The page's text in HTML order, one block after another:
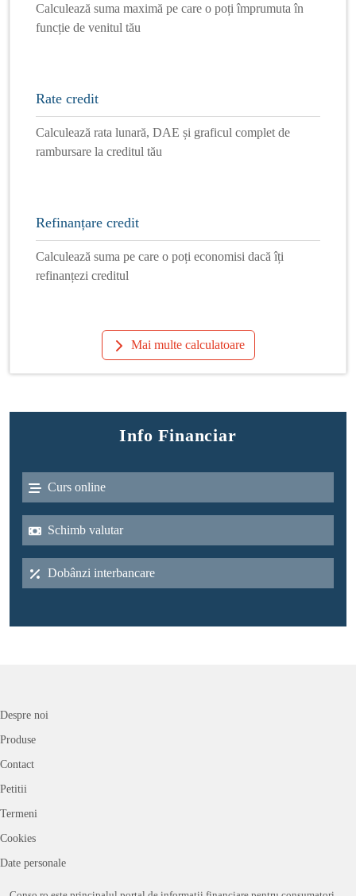
Calculează suma maximă pe care o poți împrumuta în
funcție de venitul tău
Rate credit
Calculează rata lunară, DAE și graficul complet de
rambursare la creditul tău
Refinanțare credit
Calculează suma pe care o poți economisi dacă îți
refinanțezi creditul
Mai multe calculatoare
Info Financiar
Curs online
Schimb valutar
Dobânzi interbancare
Despre noi
Produse
Contact
Petitii
Termeni
Cookies
Date personale